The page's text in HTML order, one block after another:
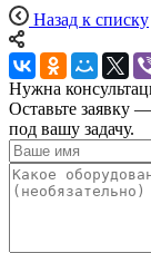
Назад к списку
Нужна
Оставьте заявку
под вашу задачу.